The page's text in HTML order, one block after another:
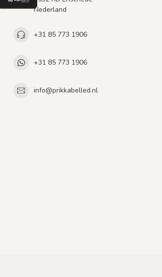
Nederland
+31 85 773 1906
+31 85 773 1906
info@prikkabelled.nl